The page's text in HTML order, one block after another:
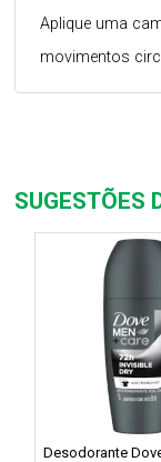
Aplique uma
movimentos
SUGESTÕES
Desodorante